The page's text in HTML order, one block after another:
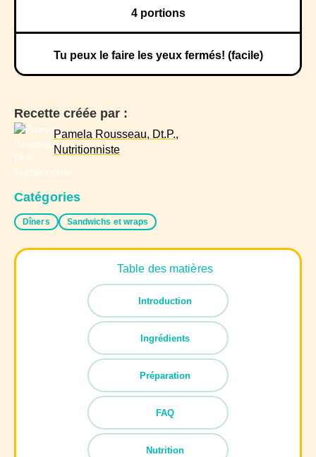
4portions
Tu peux le faire les yeux fermés! (facile)
Recette créée par :
Pamela Rousseau, Dt.P.,
Nutritionniste
Catégories
Dîners Sandwichs et wraps
Table des matières
Introduction
Ingrédients
Préparation
FAQ
Nutrition